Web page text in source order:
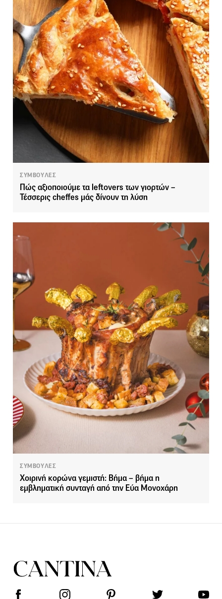
ΣΥΜΒΟΥΛΕΣ
Πώς αξιοποιούμε τα leftovers των γιορτών –
Τέσσερις cheffes μάς δίνουν τη λύση
ΣΥΜΒΟΥΛΕΣ
Χοιρινή κορώνα γεμιστή: Βήμα – βήμα η
εμβληματική συνταγή από την Εύα Μονοχάρη